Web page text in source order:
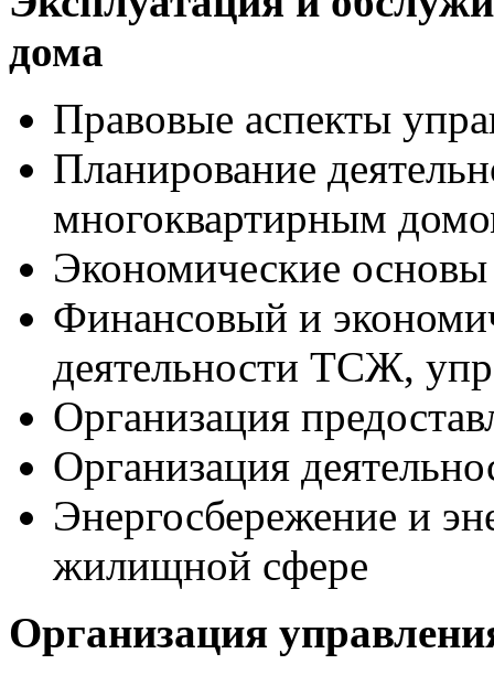
дома
Правовые аспекты
Планирование
многоквартирным
Экономические
Финансовый и
деятельности ТСЖ,
Организация
Организация
Энергосбережение и
жилищной сфере
Организация